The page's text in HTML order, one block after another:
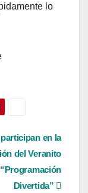
lo
en la
del Veranito
Divertida”